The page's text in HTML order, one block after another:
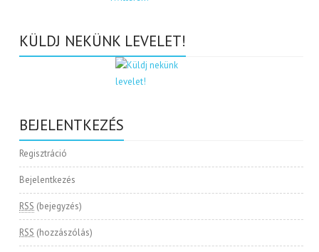
KÜLDJ NEKÜNK LEVELET!
BEJELENTKEZÉS
Regisztráció
Bejelentkezés
RSS (bejegyzés)
RSS (hozzászólás)